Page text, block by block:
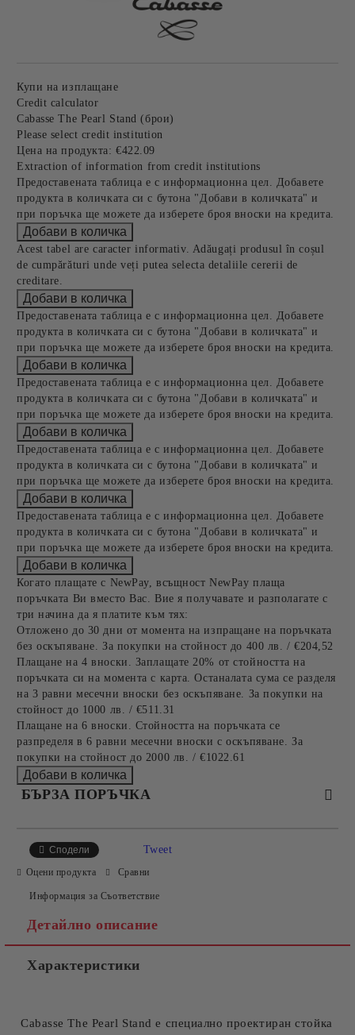
Купи на изплащане
Credit calculator
Cabasse The Pearl Stand (брои)
Please select credit institution
Цена на продукта: €422.09
Extraction of information from credit institutions
Предоставената таблица е с информационна цел. Добавете
продукта в количката си с бутона "Добави в количката" и
при поръчка ще можете да изберете броя вноски на кредита.
Acest tabel are caracter informativ. Adăugați produsul în coșul
de cumpărături unde veți putea selecta detaliile cererii de
creditare.
Предоставената таблица е с информационна цел. Добавете
продукта в количката си с бутона "Добави в количката" и
при поръчка ще можете да изберете броя вноски на кредита.
Предоставената таблица е с информационна цел. Добавете
продукта в количката си с бутона "Добави в количката" и
при поръчка ще можете да изберете броя вноски на кредита.
Предоставената таблица е с информационна цел. Добавете
продукта в количката си с бутона "Добави в количката" и
при поръчка ще можете да изберете броя вноски на кредита.
Предоставената таблица е с информационна цел. Добавете
продукта в количката си с бутона "Добави в количката" и
при поръчка ще можете да изберете броя вноски на кредита.
Когато плащате с NewPay, всъщност NewPay плаща
поръчката Ви вместо Вас. Вие я получавате и разполагате с
три начина да я платите към тях:
Отложено до 30 дни от момента на изпращане на поръчката
без оскъпяване. За покупки на стойност до 400 лв. / €204,52
Плащане на 4 вноски. Заплащате 20% от стойността на
поръчката си на момента с карта. Останалата сума се разделя
на 3 равни месечни вноски без оскъпяване. За покупки на
стойност до 1000 лв. / €511.31
Плащане на 6 вноски. Стойността на поръчката се
разпределя в 6 равни месечни вноски с оскъпяване. За
покупки на стойност до 2000 лв. / €1022.61
БЪРЗА ПОРЪЧКА
Съгласен съм с
Ние ще се свържем с вас в рамките на работния ден.
Сподели Tweet
Оцени продукта Сравни
Информация за Съответствие
Детайлно описание
Характеристики
Cabasse The Pearl Stand е специално проектиран стойка